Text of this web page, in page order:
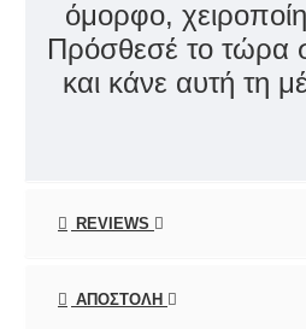
όμορφο,
Πρόσθεσέ το τώρα
και κάνε αυτή τη
REVIEWS
ΑΠΟΣΤΟΛΉ